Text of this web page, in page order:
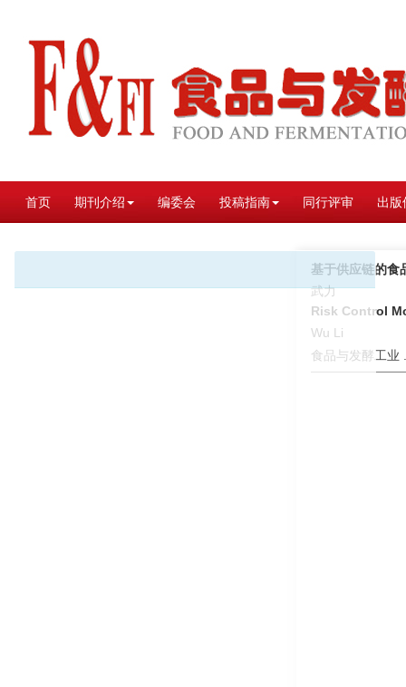
首页 期刊介绍 编委会 投稿指南 同行评审 出版
基于供应链的食
武力
Risk Control
Wu Li
食品与发酵工业